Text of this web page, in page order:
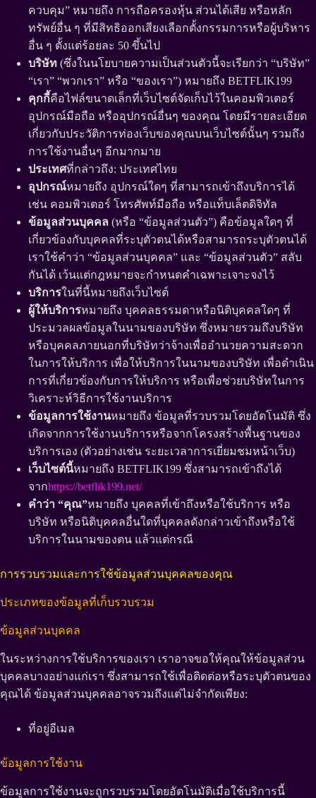
ควบคุม” หมายถึง การถือครองหุ้น ส่วนได้เสีย หรือหลัก
ทรัพย์อื่น ๆ ที่มีสิทธิออกเสียงเลือกตั้งกรรมการหรือผู้บริหาร
อื่น ๆ ตั้งแต่ร้อยละ 50 ขึ้นไป
บริษัท (ซึ่งในนโยบายความเป็นส่วนตัวนี้จะเรียกว่า “บริษัท”
“เรา” “พวกเรา” หรือ “ของเรา”) หมายถึง BETFLIK199
คุกกี้คือไฟล์ขนาดเล็กที่เว็บไซต์จัดเก็บไว้ในคอมพิวเตอร์
อุปกรณ์มือถือ หรืออุปกรณ์อื่นๆ ของคุณ โดยมีรายละเอียด
เกี่ยวกับประวัติการท่องเว็บของคุณบนเว็บไซต์นั้นๆ รวมถึง
การใช้งานอื่นๆ อีกมากมาย
ประเทศที่กล่าวถึง: ประเทศไทย
อุปกรณ์หมายถึง อุปกรณ์ใดๆ ที่สามารถเข้าถึงบริการได้
เช่น คอมพิวเตอร์ โทรศัพท์มือถือ หรือแท็บเล็ตดิจิทัล
ข้อมูลส่วนบุคคล (หรือ “ข้อมูลส่วนตัว”) คือข้อมูลใดๆ ที่
เกี่ยวข้องกับบุคคลที่ระบุตัวตนได้หรือสามารถระบุตัวตนได้
เราใช้คำว่า “ข้อมูลส่วนบุคคล” และ “ข้อมูลส่วนตัว” สลับ
กันได้ เว้นแต่กฎหมายจะกำหนดคำเฉพาะเจาะจงไว้
บริการในที่นี้หมายถึงเว็บไซต์
ผู้ให้บริการหมายถึง บุคคลธรรมดาหรือนิติบุคคลใดๆ ที่
ประมวลผลข้อมูลในนามของบริษัท ซึ่งหมายรวมถึงบริษัท
หรือบุคคลภายนอกที่บริษัทว่าจ้างเพื่ออำนวยความสะดวก
ในการให้บริการ เพื่อให้บริการในนามของบริษัท เพื่อดำเนิน
การที่เกี่ยวข้องกับการให้บริการ หรือเพื่อช่วยบริษัทในการ
วิเคราะห์วิธีการใช้งานบริการ
ข้อมูลการใช้งานหมายถึง ข้อมูลที่รวบรวมโดยอัตโนมัติ ซึ่ง
เกิดจากการใช้งานบริการหรือจากโครงสร้างพื้นฐานของ
บริการเอง (ตัวอย่างเช่น ระยะเวลาการเยี่ยมชมหน้าเว็บ)
เว็บไซต์นี้หมายถึง BETFLIK199 ซึ่งสามารถเข้าถึงได้
จากhttps://betflik199.net/
คำว่า “คุณ”หมายถึง บุคคลที่เข้าถึงหรือใช้บริการ หรือ
บริษัท หรือนิติบุคคลอื่นใดที่บุคคลดังกล่าวเข้าถึงหรือใช้
บริการในนามของตน แล้วแต่กรณี
การรวบรวมและการใช้ข้อมูลส่วนบุคคลของคุณ
ประเภทของข้อมูลที่เก็บรวบรวม
ข้อมูลส่วนบุคคล
ในระหว่างการใช้บริการของเรา เราอาจขอให้คุณให้ข้อมูลส่วน
บุคคลบางอย่างแก่เรา ซึ่งสามารถใช้เพื่อติดต่อหรือระบุตัวตนของ
คุณได้ ข้อมูลส่วนบุคคลอาจรวมถึงแต่ไม่จำกัดเพียง:
ที่อยู่อีเมล
ข้อมูลการใช้งาน
ข้อมูลการใช้งานจะถูกรวบรวมโดยอัตโนมัติเมื่อใช้บริการนี้